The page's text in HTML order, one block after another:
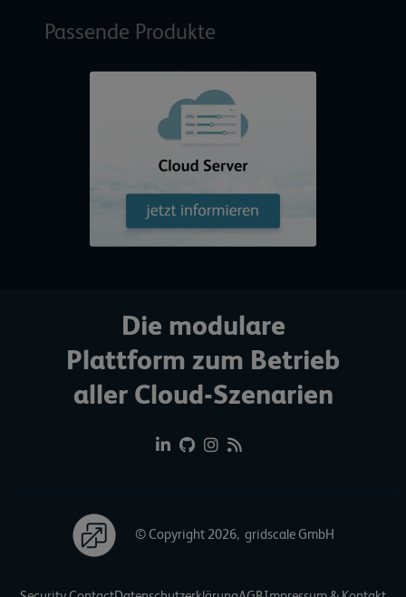
Passende Produkte
Die modulare
Plattform zum Betrieb
aller Cloud-Szenarien
© Copyright 2026, gridscale GmbH